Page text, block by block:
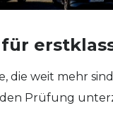
die weit mehr
Prüfung